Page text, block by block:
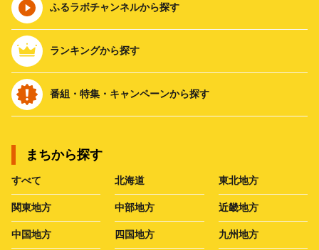
ふるラボチャンネルから探す
ランキングから探す
番組・特集・キャンペーンから探す
まちから探す
すべて 北海道 東北地方
関東地方 中部地方 近畿地方
中国地方 四国地方 九州地方